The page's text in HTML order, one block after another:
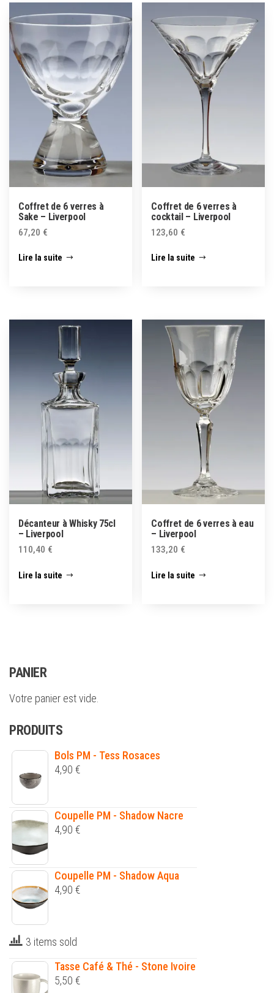
Coffret de 6 verres à
Sake – Liverpool
67,20 €
Lire la suite
Coffret de 6 verres à
cocktail – Liverpool
123,60 €
Lire la suite
Décanteur à Whisky 75cl
– Liverpool
110,40 €
Lire la suite
Coffret de 6 verres à eau
– Liverpool
133,20 €
Lire la suite
PANIER
Votre panier est vide.
PRODUITS
Bols PM - Tess Rosaces
4,90 €
Coupelle PM - Shadow Nacre
4,90 €
Coupelle PM - Shadow Aqua
4,90 €
3 items sold
Tasse Café & Thé - Stone Ivoire
5,50 €